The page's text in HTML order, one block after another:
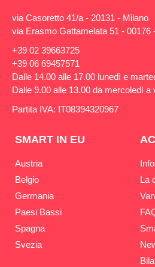
via Casoretto 41/a - 20131 - Milano
via Erasmo Gattamelata 51 - 00176
+39 02 39663725
+39 06 69457571
Dalle 14.00 alle 17.00 lunedì e
Dalle 9.00 alle 13.00 da mercoledì a
Partita IVA: IT08394320967
SMART IN EU
Austria
Belgio
Germania
Paesi Bassi
Spagna
Svezia
La